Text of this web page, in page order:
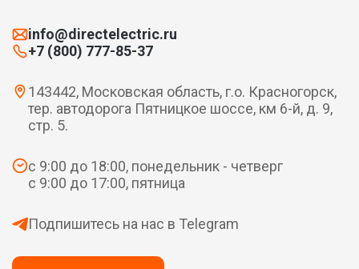
info@directelectric.ru
+7 (800) 777-85-37
143442, Московская область, г.о. Красногорск,
тер. автодорога Пятницкое шоссе, км 6-й, д. 9,
стр. 5.
с 9:00 до 18:00, понедельник - четверг
с 9:00 до 17:00, пятница
Подпишитесь на нас в Telegram